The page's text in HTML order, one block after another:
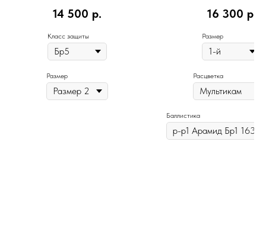
14 500 р.
Класс защиты
Размер
16 300 р.
Размер
Расцветка
Баллистика